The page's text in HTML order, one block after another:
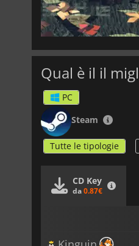
Qual è il il
PC
Steam
Tutte le tipologie
CD Key
da0.87€